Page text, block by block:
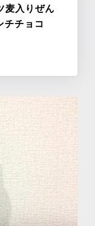
麦入りぜん
チチョコ